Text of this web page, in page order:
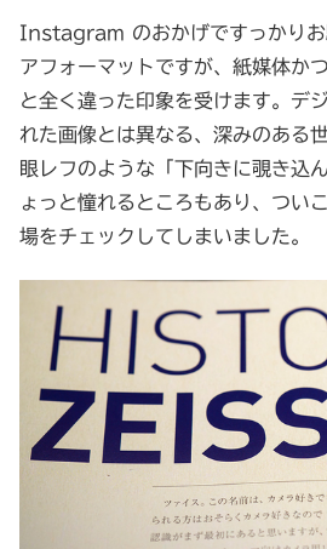
Instagram のおかげですっかりお
アフォーマットですが、紙媒体か
と全く違った印象を受けます。デ
れた画像とは異なる、深みのある
眼レフのような「下向きに覗き込
ょっと憧れるところもあり、つい
場をチェックしてしまいました。